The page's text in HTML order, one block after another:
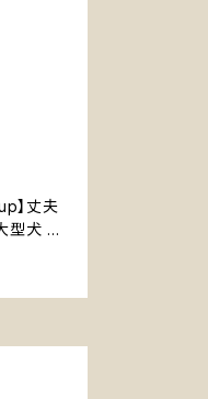
】丈夫
型犬 噛